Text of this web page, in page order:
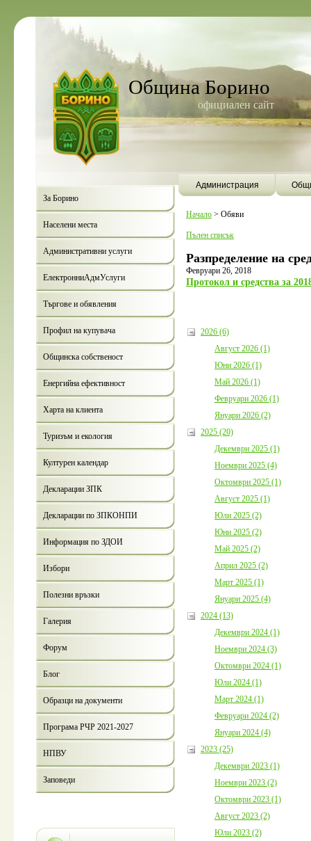
Община Борино
официален сайт
Администрация
За Борино
Населени места
Административни услуги
ЕлектронниАдмУслуги
Търгове и обявления
Профил на купувача
Общинска собственост
Енергийна ефективност
Харта на клиента
Туризъм и екология
Културен календар
Декларации ЗПК
Декларации по ЗПКОНПИ
Информация по ЗДОИ
Избори
Полезни връзки
Галерия
Форум
Блог
Образци на документи
Програма РЧР 2021-2027
НПВУ
Заповеди
Начало > Обяви
Пълен списък
Разпределение на
Февруари 26, 2018
Протокол и средства за
2026 (6)
Август 2026 (1)
Юни 2026 (1)
Май 2026 (1)
Февруари 2026 (1)
Януари 2026 (2)
2025 (20)
Декември 2025 (1)
Ноември 2025 (4)
Октомври 2025 (1)
Август 2025 (1)
Юли 2025 (2)
Юни 2025 (2)
Май 2025 (2)
Април 2025 (2)
Март 2025 (1)
Януари 2025 (4)
2024 (13)
Декември 2024 (1)
Ноември 2024 (3)
Октомври 2024 (1)
Юли 2024 (1)
Март 2024 (1)
Февруари 2024 (2)
Януари 2024 (4)
2023 (25)
Декември 2023 (1)
Ноември 2023 (2)
Октомври 2023 (1)
Август 2023 (2)
Юли 2023 (2)